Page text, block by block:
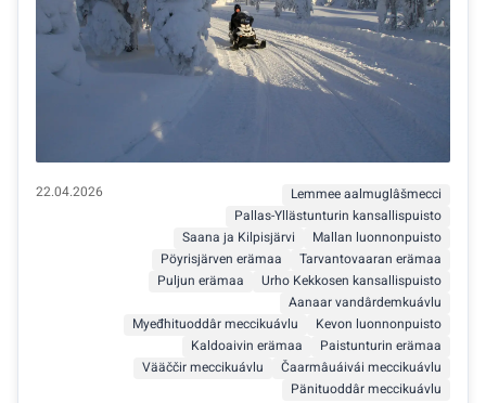
22.04.2026
Lemmee aalmuglâšmecci
Pallas-Yllästunturin kansallispuisto
Saana ja Kilpisjärvi
Mallan luonnonpuisto
Pöyrisjärven erämaa
Tarvantovaaran erämaa
Puljun erämaa
Urho Kekkosen kansallispuisto
Aanaar vandârdemkuávlu
Myeđhituoddâr meccikuávlu
Kevon luonnonpuisto
Kaldoaivin erämaa
Paistunturin erämaa
Vääččir meccikuávlu
Čaarmâuáivái meccikuávlu
Pänituoddâr meccikuávlu